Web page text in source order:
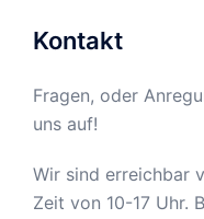
Kontakt
Fragen, oder
uns auf!
Wir sind erreichbar
Zeit von 10-17 Uhr.